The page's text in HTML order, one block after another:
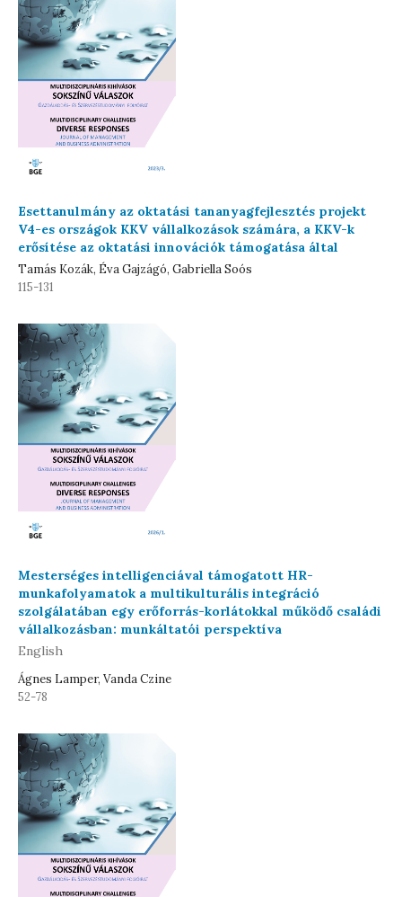
Esettanulmány az oktatási tananyagfejlesztés projekt
V4-es országok KKV vállalkozások számára, a KKV-k
erősítése az oktatási innovációk támogatása által
Tamás Kozák, Éva Gajzágó, Gabriella Soós
115-131
Mesterséges intelligenciával támogatott HR-
munkafolyamatok a multikulturális integráció
szolgálatában egy erőforrás-korlátokkal működő családi
vállalkozásban: munkáltatói perspektíva
English
Ágnes Lamper, Vanda Czine
52-78